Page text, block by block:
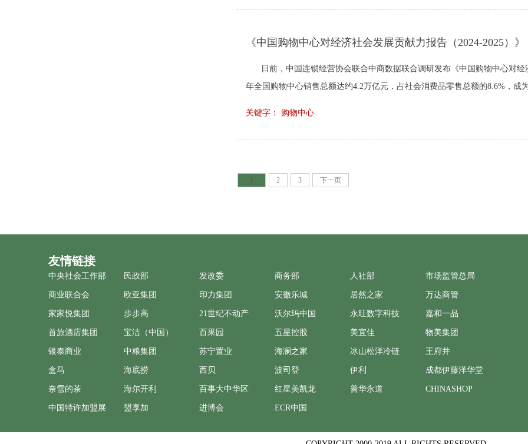
《中国购物中心对经济社会发展贡献力报告（2024-2025）》
日前，中国连锁经营协会联合中商数据联合调研发布《中国购物中心对
年全国购物中心销售总额达约4.2万亿元，占社会消费品零售总额的8.6%，成
关键字： 购物中心
1 2 3 下一页
友情链接
中央社会工作部 民政部 发改委 商务部 人社部 市场监管总局
商业联合会 欧亚集团 印力集团 安徽乐城 居然之家 万达商管
家家悦集团 步步高 21世纪不动产 沃尔玛中国 永旺数字科技 嘉和一品
首旅酒店集团 宝洁（中国） 百果园 五星控股 美宜佳 物美集团
银泰商业 中粮集团 苏宁置业 海澜之家 冰山松洋冷链 王府井
盒马 海底捞 西贝 波司登 伊利 成都伊藤洋华堂
奈雪的茶 海尔开利 百事大中华区 红星美凯龙 普华永道 CHINASHOP
中国特许加盟展 盟享加 进博会 ECR中国